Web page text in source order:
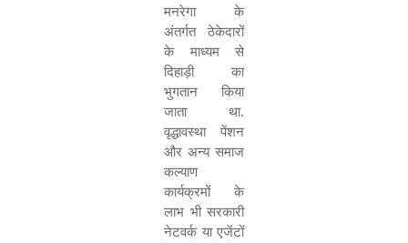
मनरेगा के
अंतर्गत ठेकेदारों
के माध्यम से
दिहाड़ी का
भुगतान किया
जाता था.
वृद्धावस्था पेंशन
और अन्य समाज
कल्याण
कार्यक्रमों के
लाभ भी सरकारी
नेटवर्क या एजेंटों